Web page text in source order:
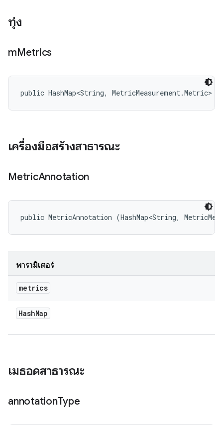
ทุ่ง
mMetrics
public HashMap<String, MetricMeasurement.Metric>
เครื่องมือสร้างสาธารณะ
MetricAnnotation
public MetricAnnotation (HashMap<String,
พารามิเตอร์
metrics
HashMap
เมธอดสาธารณะ
annotationType